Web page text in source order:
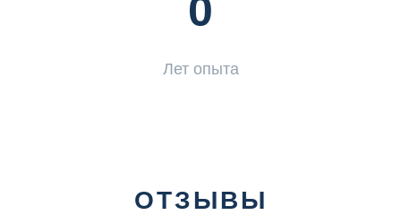
0
Лет опыта
ОТЗЫВЫ